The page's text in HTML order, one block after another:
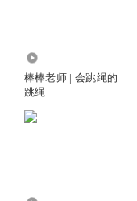
棒棒老师 | 会跳绳的
跳绳